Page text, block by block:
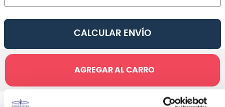
CALCULAR ENVÍO
AGREGAR AL CARRO
Canales de venta y asesoría
WhatsApp